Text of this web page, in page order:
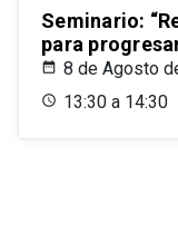
Seminario:
para
8 de Agosto
13:30 a 14:30